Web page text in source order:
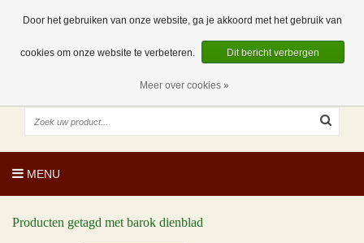
0 Artikelen
NL
EUR
MENU
Producten getagd met barok dienblad
Door het gebruiken van onze website, ga je akkoord met het gebruik van
cookies om onze website te verbeteren. Dit bericht verbergen
Meer over cookies »